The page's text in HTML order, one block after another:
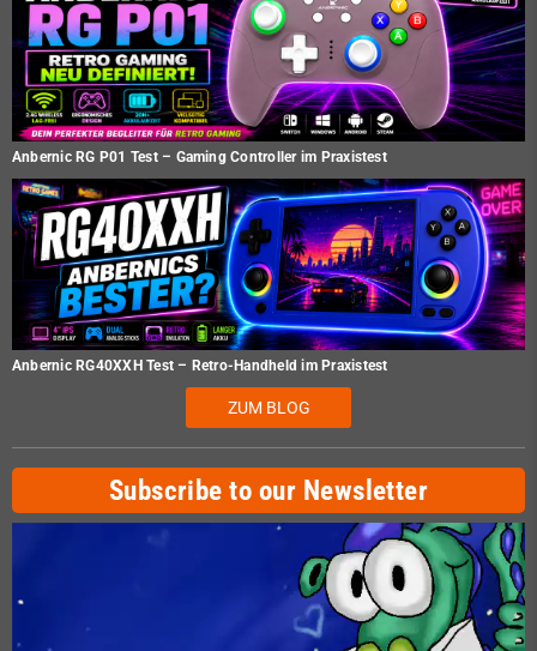
Anbernic RG P01 Test – Gaming Controller im Praxistest
Anbernic RG40XXH Test – Retro-Handheld im Praxistest
ZUM BLOG
Subscribe to our Newsletter